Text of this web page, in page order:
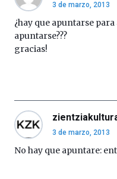
de
octubre.
iniciativa,
organizada
3 de marzo, 2013
¿hay que apuntarse
apuntarse???
gracias!
3 de marzo, 2013
No hay que apuntare: